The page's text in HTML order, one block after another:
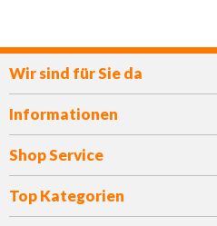
Wir sind für Sie da
Informationen
Shop Service
Top Kategorien